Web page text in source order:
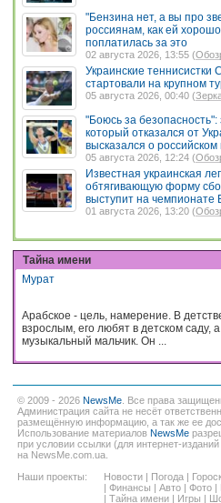
"Бензина нет, а вы про
россиянам, как ей
поплатилась за это
02 августа 2026, 13:55 (
Украинские теннисистки
стартовали на крупном
05 августа 2026, 00:40 (
"Боюсь за безопасность":
который отказался от
высказался о российском
05 августа 2026, 12:24 (
Известная украинская
обтягивающую форму
выступит на чемпионате
01 августа 2026, 13:20 (
Тайна имени
Мурат
Арабское - цель, намерение. В
взрослым, его любят в детском
музыкальный мальчик. Он ...
© 2009 - 2026 NewsMe. Все права
Администрация сайта не несёт
размещённую информацию, а так же ее
Использование материалов NewsMe
при условии ссылки (для интернет-
на NewsMe.com.ua.
Наши проекты:
Новости Погода
Финансы Авто Фото
Тайна имени Игры